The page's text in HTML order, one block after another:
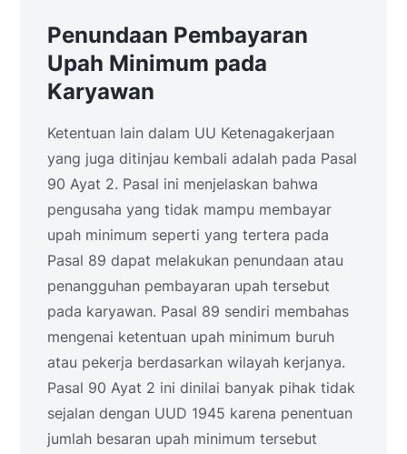
Penundaan Pembayaran
Upah Minimum pada
Karyawan
Ketentuan lain dalam UU Ketenagakerjaan
yang juga ditinjau kembali adalah pada Pasal
90 Ayat 2. Pasal ini menjelaskan bahwa
pengusaha yang tidak mampu membayar
upah minimum seperti yang tertera pada
Pasal 89 dapat melakukan penundaan atau
penangguhan pembayaran upah tersebut
pada karyawan. Pasal 89 sendiri membahas
mengenai ketentuan upah minimum buruh
atau pekerja berdasarkan wilayah kerjanya.
Pasal 90 Ayat 2 ini dinilai banyak pihak tidak
sejalan dengan UUD 1945 karena penentuan
jumlah besaran upah minimum tersebut